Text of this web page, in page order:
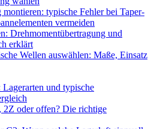
montieren: typische Fehler bei Taper-
vermeiden
Drehmomentübertragung und
erklärt
Wellen auswählen: Maße, Einsatz
und typische
2Z oder offen? Die richtige